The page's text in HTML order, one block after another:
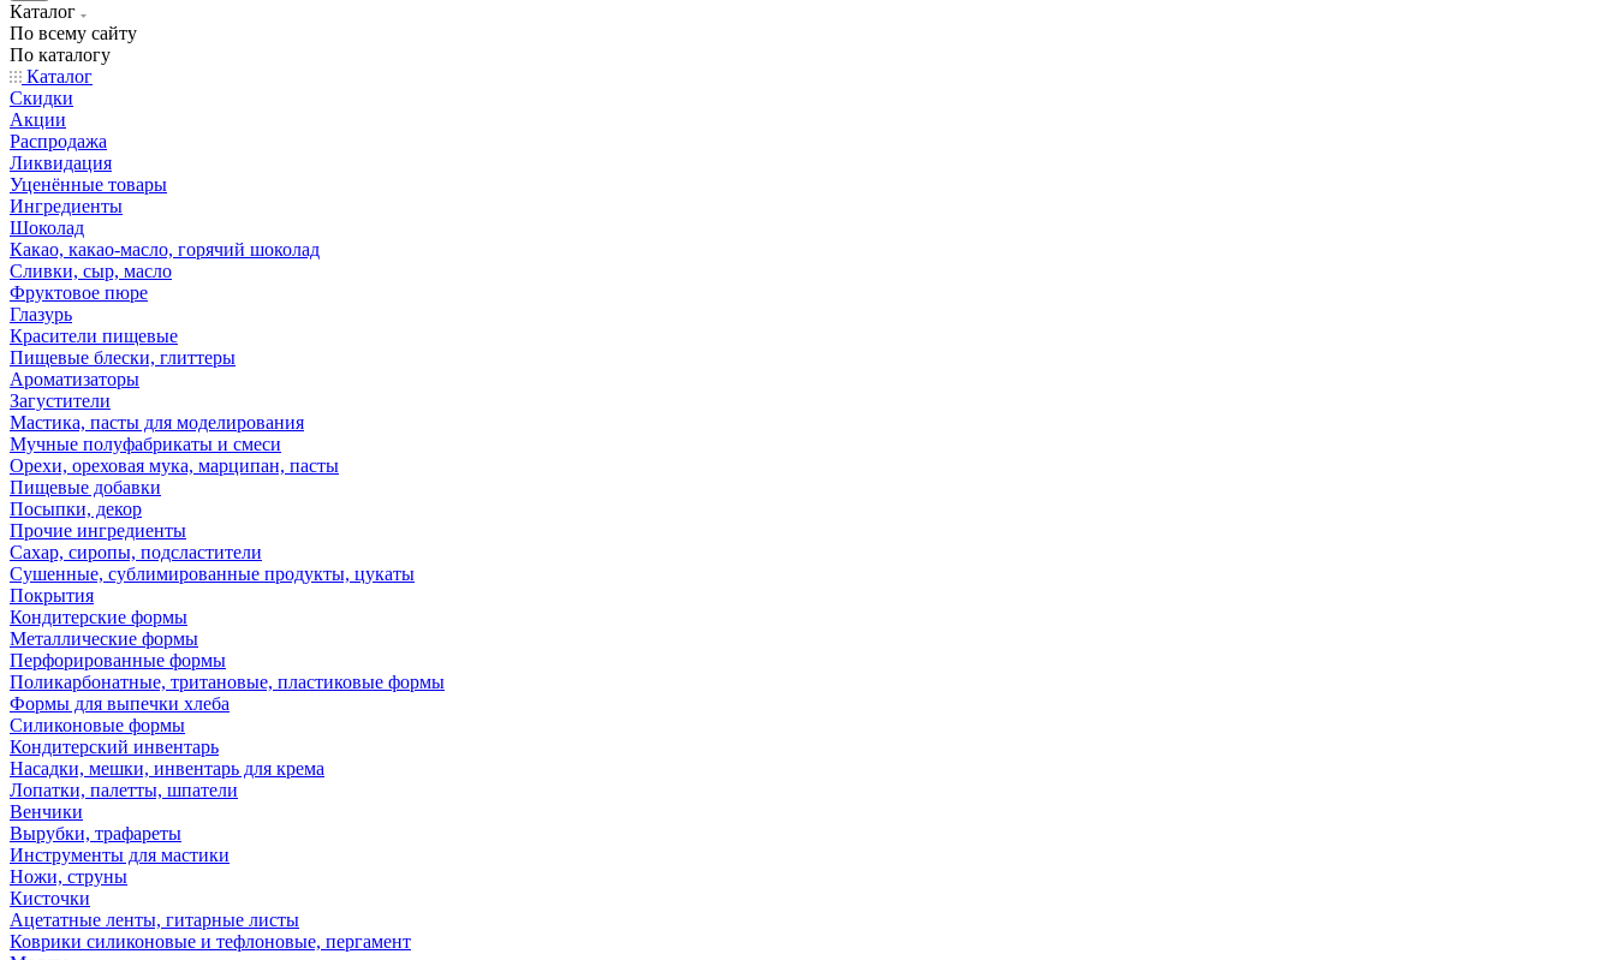
Каталог
По всему сайту
По каталогу
Каталог
Скидки
Акции
Распродажа
Ликвидация
Уценённые товары
Ингредиенты
Шоколад
Какао, какао-масло, горячий шоколад
Сливки, сыр, масло
Фруктовое пюре
Глазурь
Красители пищевые
Пищевые блески, глиттеры
Ароматизаторы
Загустители
Мастика, пасты для моделирования
Мучные полуфабрикаты и смеси
Орехи, ореховая мука, марципан, пасты
Пищевые добавки
Посыпки, декор
Прочие ингредиенты
Сахар, сиропы, подсластители
Сушенные, сублимированные продукты, цукаты
Покрытия
Кондитерские формы
Металлические формы
Перфорированные формы
Поликарбонатные, тритановые, пластиковые формы
Формы для выпечки хлеба
Силиконовые формы
Кондитерский инвентарь
Насадки, мешки, инвентарь для крема
Лопатки, палетты, шпатели
Венчики
Вырубки, трафареты
Инструменты для мастики
Ножи, струны
Кисточки
Ацетатные ленты, гитарные листы
Коврики силиконовые и тефлоновые, пергамент